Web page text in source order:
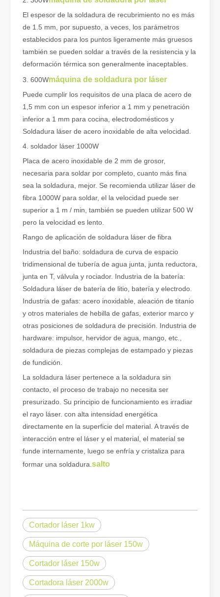
¿Qué es el corte por láser? La ciencia de la rebanada
¿Qué es el corte por láser? La ciencia del corte En esencia, el
Eliminación de pintura con láser, debe elegir la mejor forma de eliminar la pintura
En el campo del tratamiento y restauración de superficies, la
El espesor de la soldadura de recubrimiento no es más
de 1.5 mm, por supuesto, a veces, los parámetros
establecidos para los puntos ligeramente más gruesos
también se pueden soldar a través de la resistencia y la
deformación térmica son generalmente inaceptables.
3. 600Wmáquina de soldadura por láser
Puede cumplir los requisitos de una placa de acero de
1,5 mm con un espesor inferior a 1 mm y penetración
inferior a 1 mm para cocina, electrodomésticos y
Soldadura láser de acero inoxidable de alta velocidad.
4. soldador láser 1000W
Placa de acero inoxidable de 2 mm de grosor,
necesaria para soldar por completo, cuanto más fina
sea la soldadura, mejor. Se recomienda utilizar láser de
fibra 1000W para soldar, el la velocidad puede ser
superior a 1 m / min, también se pueden utilizar 500 W
pero la velocidad es lento.
Rango de aplicación de soldadura láser de fibra
Industria del baño: soldadura de curva de espacio
tridimensional de tubería de agua junta, junta reductora,
junta en T, válvula y rociador. Industria de la batería:
Soldadura láser de batería de litio, batería y electrodo.
Industria de gafas: acero inoxidable, aleación de titanio
y otros materiales de hebilla de gafas, exterior marco y
otras posiciones de soldadura de precisión. Industria de
hardware: impulsor, hervidor de agua, mango, etc.,
soldadura de piezas complejas de estampado y piezas
de fundición.
La soldadura láser pertenece a la soldadura sin
contacto, el proceso de trabajo no necesita ser
presurizado. Su principio de funcionamiento es irradiar
el rayo láser. con alta intensidad energética
directamente en la superficie del material. A través de
interacción entre el láser y el material, el material se
funde internamente, luego se enfría y cristaliza para
formar una soldadura. salto
Cortador láser 1kw
Máquina de corte por láser 150w
Cortador láser 150w
Cortadora láser 2000w